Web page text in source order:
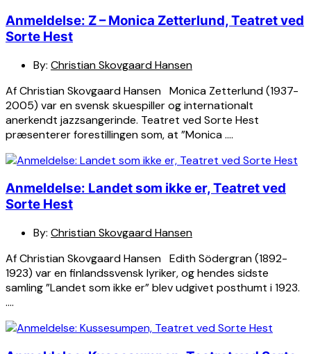
Anmeldelse: Z – Monica Zetterlund, Teatret ved
Sorte Hest
By: Christian Skovgaard Hansen
Af Christian Skovgaard Hansen Monica Zetterlund (1937-
2005) var en svensk skuespiller og internationalt
anerkendt jazzsangerinde. Teatret ved Sorte Hest
præsenterer forestillingen som, at ”Monica ….
Anmeldelse: Landet som ikke er, Teatret ved
Sorte Hest
By: Christian Skovgaard Hansen
Af Christian Skovgaard Hansen Edith Södergran (1892-
1923) var en finlandssvensk lyriker, og hendes sidste
samling ”Landet som ikke er” blev udgivet posthumt i 1923.
….